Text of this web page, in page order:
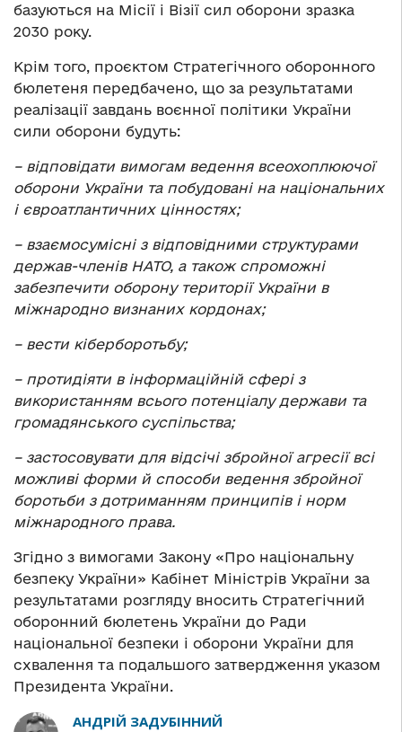
базуються на Місії і Візії сил оборони зразка
2030 року.
Крім того, проєктом Стратегічного оборонного
бюлетеня передбачено, що за результатами
реалізації завдань воєнної політики України
сили оборони будуть:
– відповідати вимогам ведення всеохоплюючої
оборони України та побудовані на національних
і євроатлантичних цінностях;
– взаємосумісні з відповідними структурами
держав-членів НАТО, а також спроможні
забезпечити оборону території України в
міжнародно визнаних кордонах;
– вести кіберборотьбу;
– протидіяти в інформаційній сфері з
використанням всього потенціалу держави та
громадянського суспільства;
– застосовувати для відсічі збройної агресії всі
можливі форми й способи ведення збройної
боротьби з дотриманням принципів і норм
міжнародного права.
Згідно з вимогами Закону «Про національну
безпеку України» Кабінет Міністрів України за
результатами розгляду вносить Стратегічний
оборонний бюлетень України до Ради
національної безпеки і оборони України для
схвалення та подальшого затвердження указом
Президента України.
АНДРІЙ ЗАДУБІННИЙ